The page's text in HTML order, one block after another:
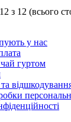
з 12 (всього
у нас
гуртом